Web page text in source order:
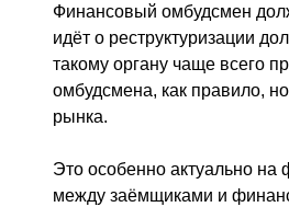
Финансовый омбудсмен
идёт о реструктуризации
такому органу чаще всего
омбудсмена, как правило,
рынка.
Это особенно актуально на
между заёмщиками и